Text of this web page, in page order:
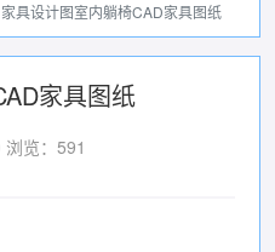
家具设计图室内躺椅CAD家具图纸
家具图纸
浏览：591